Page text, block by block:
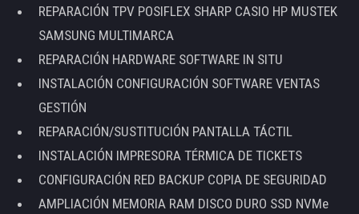
REPARACIÓN TPV POSIFLEX SHARP CASIO HP MUSTEK
SAMSUNG MULTIMARCA
REPARACIÓN HARDWARE SOFTWARE IN SITU
INSTALACIÓN CONFIGURACIÓN SOFTWARE VENTAS
GESTIÓN
REPARACIÓN/SUSTITUCIÓN PANTALLA TÁCTIL
INSTALACIÓN IMPRESORA TÉRMICA DE TICKETS
CONFIGURACIÓN RED BACKUP COPIA DE SEGURIDAD
AMPLIACIÓN MEMORIA RAM DISCO DURO SSD NVMe